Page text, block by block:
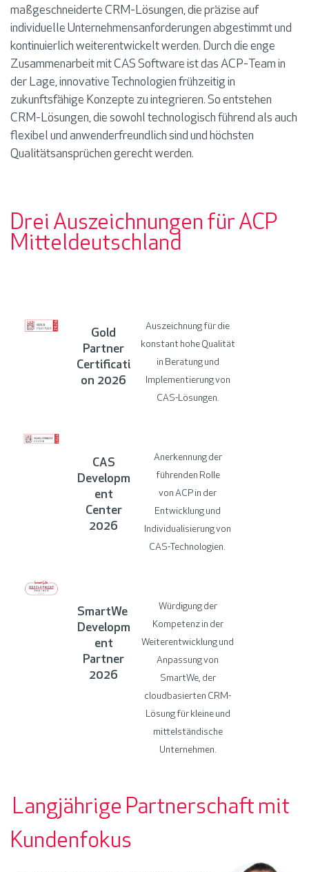
maßgeschneiderte CRM-Lösungen, die präzise auf
individuelle Unternehmensanforderungen abgestimmt und
kontinuierlich weiterentwickelt werden. Durch die enge
Zusammenarbeit mit CAS Software istdas ACP- Team in
der Lage, innovative Technologien frühzeitig in
zukunftsfähige Konzepte zu integrieren. So entstehen
CRM-Lösungen, die sowohl technologisch führend als auch
flexibel und anwenderfreundlich sind und höchsten
Qualitätsansprüchen gerecht werden.
Drei Auszeichnungen für ACP
Mitteldeutschland
Gold
Partner
Certificati
on 2026
Auszeichnungfür die
konstant hoheQualität
in Beratung und
Implementierung von
CAS-Lösungen.
CAS
Developm
ent
Center
2026
Anerkennung der
führenden Rolle
von ACP in der
Entwicklung und
Individualisierung von
CAS-Technologien.
SmartWe
Developm
ent
Partner
2026
Würdigung der
Kompetenz in der
Weiterentwicklung und
Anpassung von
SmartWe, der
cloudbasierten CRM-
Lösung für kleine und
mittelständische
Unternehmen.
Langjährige Partnerschaft mit
Kundenfokus